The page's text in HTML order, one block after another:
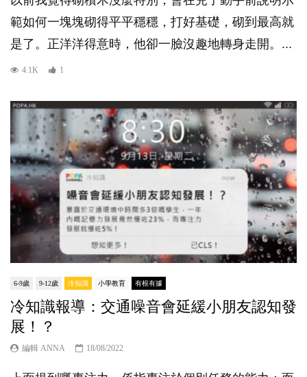
範如何一塊塊砌得平平穩穩，打好基礎，砌到最高就
是了。正洋洋得意時，他卻一臉沒趣地轉身走開。...
4.1K 1
6-9歲 9-12歲 冷知識 小學教育 有根有據
冷知識報導：交通噪音會延緩小朋友認知發
展！？
編輯 ANNA 18/08/2022